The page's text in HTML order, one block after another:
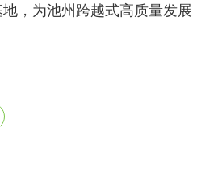
，为池州跨越式高质量发展